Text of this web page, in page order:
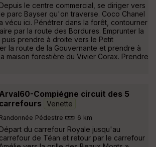
Depuis le centre commercial, se diriger vers
le parc Bayser qu'on traverse. Coco Chanel
a vécu ici. Pénétrer dans la forêt, contourner
par la route des Bordures. Emprunter la
prendre à droite vers le Petit
la route de la Gouvernante et prendre à
maison forestière du Vivier Corax. Prendre
Arval60-Compiégne circuit des 5
carrefours
Venette
Randonnée Pédestre 6 km
Départ du carrefour Royale jusqu'au
carrefour de Téan et retour par le carrefour